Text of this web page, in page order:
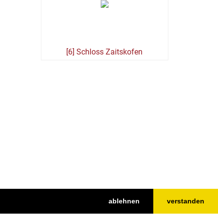
ablehnen verstanden
[6] Schloss Zaitskofen